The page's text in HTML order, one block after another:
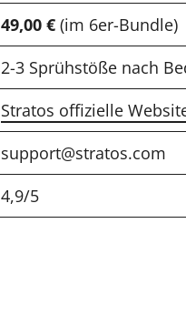
49,00 €(im 6er-Bundle)
2-3 Sprühstöße nach
Stratos offizielle
support@stratos.com
4,9/5